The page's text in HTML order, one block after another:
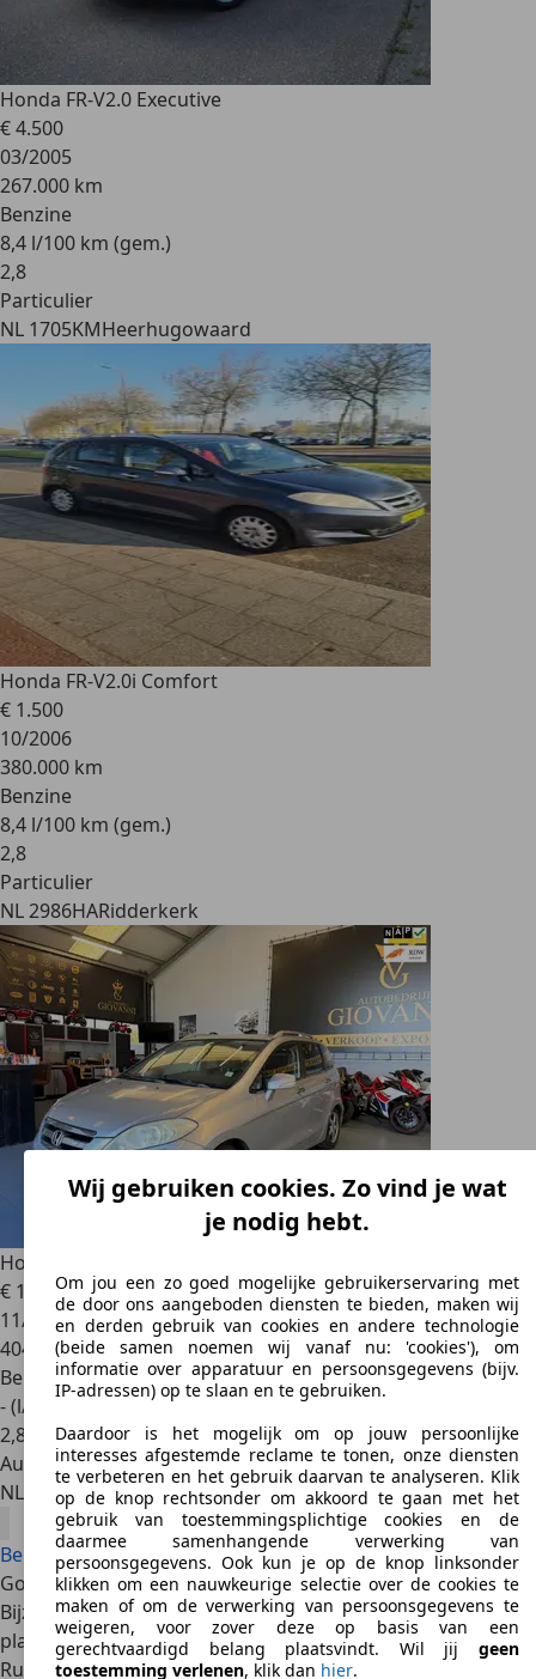
Honda FR-V2.0 Executive
€ 4.500
03/2005
267.000 km
Benzine
8,4 l/100 km (gem.)
2,8
Particulier
NL 1705KMHeerhugowaard
Honda FR-V2.0i Comfort
€ 1.500
10/2006
380.000 km
Benzine
8,4 l/100 km (gem.)
2,8
Particulier
NL 2986HARidderkerk
Honda FR-V
€ 1.950
11/2004
404.082 km
Benzine
- (l/100 km)
2,8
Autobedrijf
NL 2761 JHZevenhuizen
Bekijk alle Honda FR-V aanbiedingen
Goede redenen
Bijzondere zitplaatsopstelling met zowel voor- als achterin
plaats voor drie personen
Ruim en flexibel in te delen interieur
Wij gebruiken cookies. Zo vind je wat
je nodig hebt.
Om jou een zo goed mogelijke gebruikerservaring met
de door ons aangeboden diensten te bieden, maken wij
en derden gebruik van cookies en andere technologie
(beide samen noemen wij vanaf nu: 'cookies'), om
informatie over apparatuur en persoonsgegevens (bijv.
IP-adressen) op te slaan en te gebruiken.
Daardoor is het mogelijk om op jouw persoonlijke
interesses afgestemde reclame te tonen, onze diensten
te verbeteren en het gebruik daarvan te analyseren. Klik
op de knop rechtsonder om akkoord te gaan met het
gebruik van toestemmingsplichtige cookies en de
daarmee samenhangende verwerking van
persoonsgegevens. Ook kun je op de knop linksonder
klikken om een nauwkeurige selectie over de cookies te
maken of om de verwerking van persoonsgegevens te
weigeren, voor zover deze op basis van een
gerechtvaardigd belang plaatsvindt. Wil jij geen
toestemming verlenen, klik dan hier.